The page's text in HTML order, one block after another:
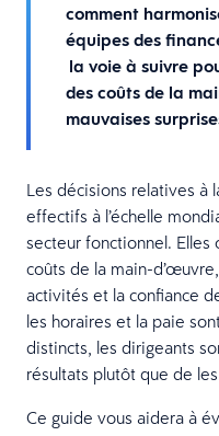
comment
équipes des
la voie à suivre
des coûts de la
mauvaises
Les décisions relatives à
effectifs à l’échelle
secteur fonctionnel. Elles
coûts de la main-
activités et la confiance
les horaires et la paie
distincts, les dirigeants
résultats plutôt que de
Ce guide vous aidera à